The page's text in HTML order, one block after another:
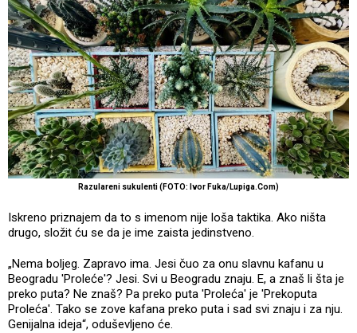
Razulareni sukulenti (FOTO: Ivor Fuka/Lupiga.Com)
Iskreno priznajem da to s imenom nije loša taktika. Ako ništa
drugo, složit ću se da je ime zaista jedinstveno.
„Nema boljeg. Zapravo ima. Jesi čuo za onu slavnu kafanu u
Beogradu 'Proleće'? Jesi. Svi u Beogradu znaju. E, a znaš li šta je
preko puta? Ne znaš? Pa preko puta 'Proleća' je 'Prekoputa
Proleća'. Tako se zove kafana preko puta i sad svi znaju i za nju.
Genijalna ideja“, oduševljeno će.